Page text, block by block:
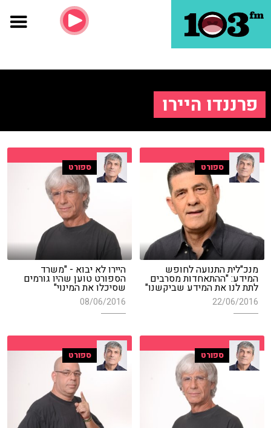
פרננדו היירו
ספורט
מנכ"לית התנועה לחופש
המידע: "ההתאחדות מסרבים
לתת לנו את המידע שביקשנו"
22/06/2016
ספורט
היירו לא יבוא - "משרד
הספורט טוען שהיו גורמים
שסיכלו את המינוי"
08/06/2016
ספורט ספורט